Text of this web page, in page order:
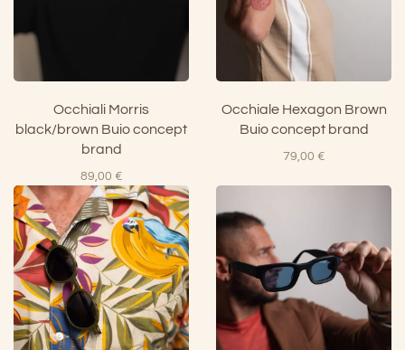
Occhiali Morris
black/brown Buio concept
brand
89,00 €
Occhiale Hexagon Brown
Buio concept brand
79,00 €